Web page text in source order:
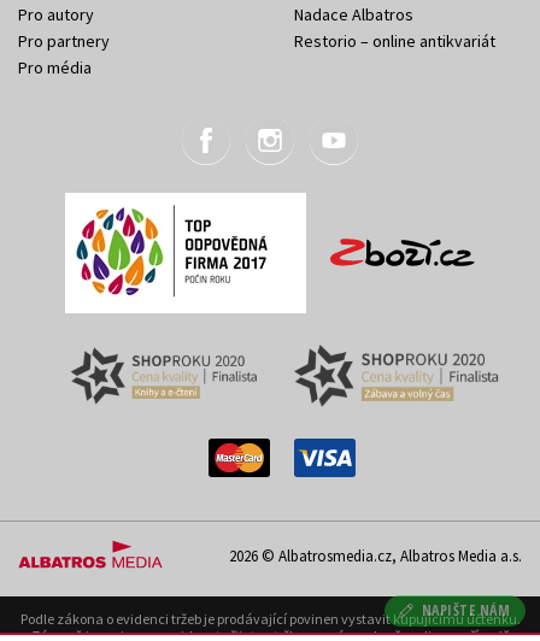
NAPIŠTE NÁM
Pro autory
Pro partnery
Pro média
Nadace Albatros
Restorio – online antikvariát
2026 © Albatrosmedia.cz, Albatros Media a.s.
Podle zákona o evidenci tržeb je prodávající povinen vystavit kupujícímu účtenku.
Zároveň je povinen zaevidovat přijatou tržbu u správce daně on-line; v případě